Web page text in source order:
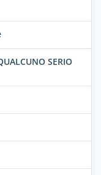
SERIO